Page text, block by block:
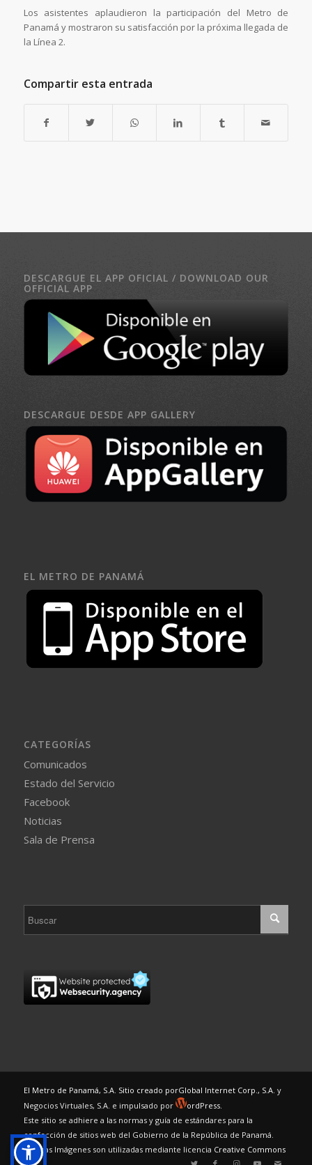
Los asistentes aplaudieron la participación del Metro de
Panamá y mostraron su satisfacción por la próxima llegada de
la Línea 2.
Compartir esta entrada
DESCARGUE EL APP OFICIAL / DOWNLOAD OUR
OFFICIAL APP
DESCARGUE DESDE APP GALLERY
EL METRO DE PANAMÁ
CATEGORÍAS
Comunicados
Estado del Servicio
Facebook
Noticias
Sala de Prensa
El Metro de Panamá, S.A. Sitio creado porGlobal Internet Corp., S.A. y
Negocios Virtuales, S.A. e impulsado por
ordPress.
Este sitio se adhiere a las normas y guía de estándares para la
confección de sitios web del Gobierno de la República de Panamá.
Algunas Imágenes son utilizadas mediante licencia Creative Commons